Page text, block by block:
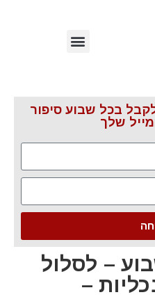
בכל שבוע סיפור
שלך
– לסלול
–